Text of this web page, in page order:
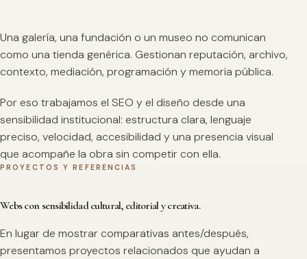
Una galería, una fundación o un museo no comunican
como una tienda genérica. Gestionan reputación, archivo,
contexto, mediación, programación y memoria pública.
Por eso trabajamos el SEO y el diseño desde una
sensibilidad institucional: estructura clara, lenguaje
preciso, velocidad, accesibilidad y una presencia visual
que acompañe la obra sin competir con ella.
PROYECTOS Y REFERENCIAS
Webs con sensibilidad cultural, editorial y creativa.
En lugar de mostrar comparativas antes/después,
presentamos proyectos relacionados que ayudan a